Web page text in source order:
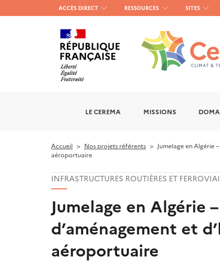
Menu
haut
gauche
ACCÈS DIRECT RESSOURCES SITES
LE CEREMA MISSIONS
Accueil Nos projets référents
Jumelage en Algérie
aéroportuaire
INFRASTRUCTURES ROUTIÈRES ET
Jumelage en Algérie
d’aménagement et
aéroportuaire